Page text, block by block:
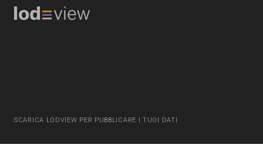
SCARICA LODVIEW PER PUBBLICARE I TUOI DATI